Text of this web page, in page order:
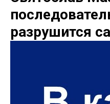
разрушится